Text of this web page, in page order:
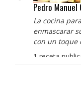
Pedro Manuel
La cocina para mi
enmascarar sus
con un toque
1 receta publicada